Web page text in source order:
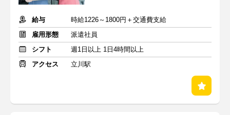
給与
時給1226～1800円＋交通費支給
雇用形態
派遣社員
シフト
週1日以上 1日4時間以上
アクセス
立川駅